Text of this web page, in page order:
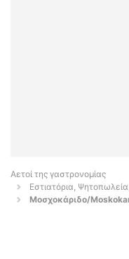
Αετοί της γαστρονομίας
Εστιατόρια,
Μοσχοκάριδο/